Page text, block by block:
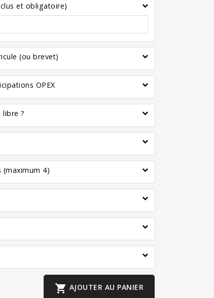
et obligatoire)
(ou brevet)
OPEX
libre ?
(maximum 4)
 AJOUTER AU PANIER